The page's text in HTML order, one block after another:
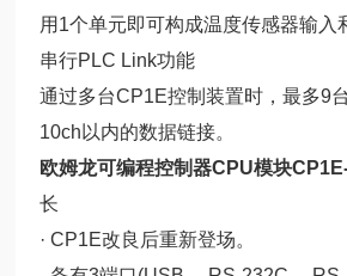
用1个单元即可构成温度传感器输入
串行PLC Link功能
通过多台CP1E控制装置时，最多9
10ch以内的数据链接。
欧姆龙可编程控制器CPU模块
长
· CP1E改良后重新登场。